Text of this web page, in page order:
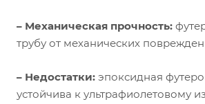
– Механическая прочность:
трубу от механических
– Недостатки: эпоксидная
устойчива к ультрафиолетовому